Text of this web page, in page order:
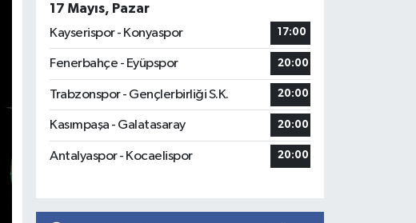
17 Mayıs, Pazar
Kayserispor - Konyaspor
17:00
Fenerbahçe - Eyüpspor 20:00
Trabzonspor - Gençlerbirliği S.K. 20:00
Kasımpaşa - Galatasaray 20:00
Antalyaspor - Kocaelispor 20:00